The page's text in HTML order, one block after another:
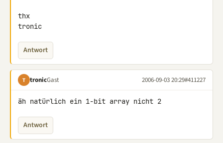
thx
tronic
Antwort
T tronicGast 2006-09-03 20:29#411227
äh natürlich ein 1-bit array nicht 2
Antwort